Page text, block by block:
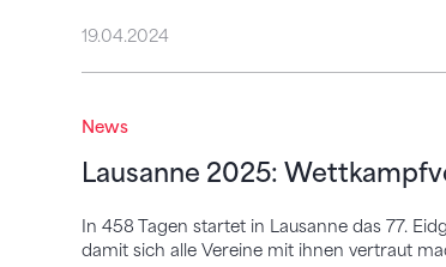
19.04.2024
News
Lausanne 2025:
In 458 Tagen startet in Lausanne das 77.
damit sich alle Vereine mit ihnen vertraut